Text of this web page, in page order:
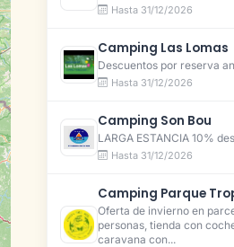
Hasta 31/12/2026
Camping Las Lomas
Descuentos por reserva
Hasta 31/12/2026
Camping Son Bou
LARGA ESTANCIA 10%
Hasta 31/12/2026
Camping Parque
Oferta de invierno en
personas, tienda con
caravana con...